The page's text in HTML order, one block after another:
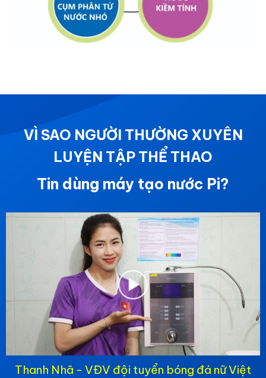
VÌ SAO NGƯỜI THƯỜNG XUYÊN
LUYỆN TẬP THỂ THAO
Tin dùng máy tạo nước Pi?
Thanh Nhã - VĐV đội tuyển bóng đá nữ Việt